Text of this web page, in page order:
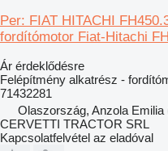
Per: FIAT HITACHI
fordítómotor Fiat-Hitachi
Ár érdeklődésre
Felépítmény alkatrész -
71432281
Olaszország, Anzola Emilia
CERVETTI TRACTOR SRL
Kapcsolatfelvétel az eladóval